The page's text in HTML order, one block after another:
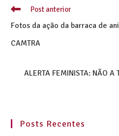
Post anterior
Fotos da ação da barraca de
CAMTRA
ALERTA FEMINISTA: NÃO A
Posts Recentes